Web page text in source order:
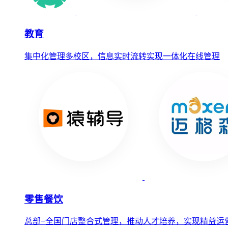
教育
集中化管理多校区，信息实时流转实现一体化在线管理
零售餐饮
总部+全国门店整合式管理，推动人才培养，实现精益运